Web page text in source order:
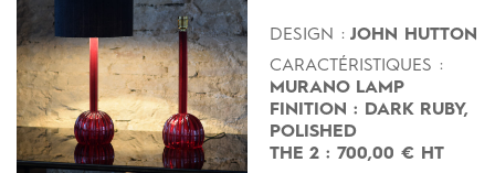
DESIGN : JOHN HUTTON
CARACTÉRISTIQUES :
MURANO LAMP
FINITION : DARK RUBY,
POLISHED
THE 2 : 700,00 € HT